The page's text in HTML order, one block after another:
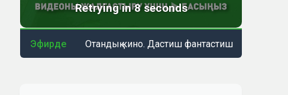
Эфирде Отандық кино. Дастиш фантастиш